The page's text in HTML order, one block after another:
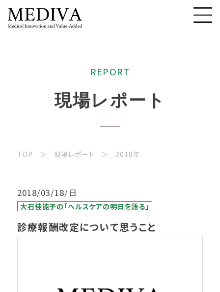
REPORT
現場レポー ト
TOP 現場レポート 2018年
2018/03/18/日
大石佳能子の「ヘルスケアの明日を語る」
診療報酬改定について思うこと